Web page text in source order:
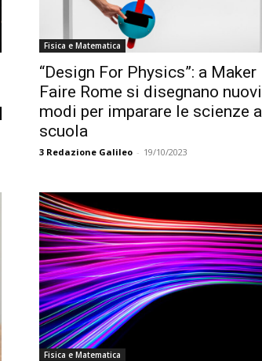
Fisica e Matematica
“Design For Physics”: a Maker
Faire Rome si disegnano nuovi
modi per imparare le scienze a
scuola
3 Redazione Galileo - 19/10/2023
Fisica e Matematica